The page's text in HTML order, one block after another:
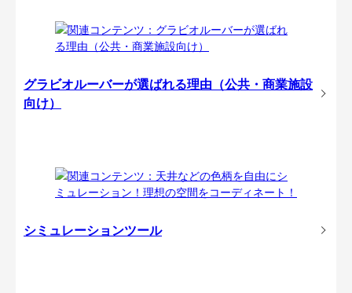
グラビオルーバーが選ばれる理由（公共・商業施設
向け）
シミュレーションツール